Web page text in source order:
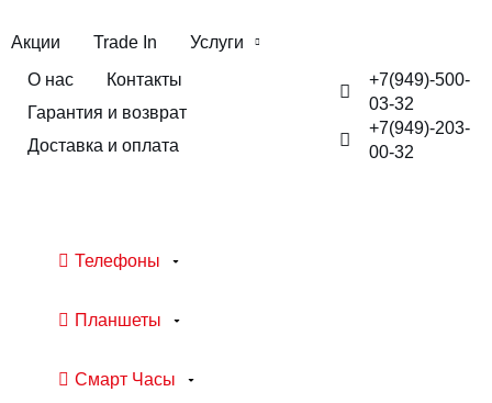
Акции Trade In
Услуги
О нас
Контакты
Гарантия и возврат
Доставка и оплата
+7(949)-500-
03-32
+7(949)-203-
00-32
Телефоны
Планшеты
Смарт Часы